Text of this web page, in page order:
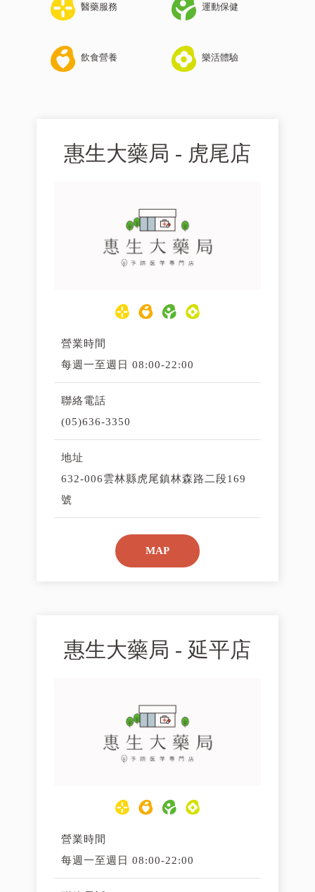
醫藥服務 運動保健
飲食營養 樂活體驗
惠生大藥局 - 虎尾店
營業時間
每週一至週日 08:00-22:00
聯絡電話
(05)636-3350
地址
632-006雲林縣虎尾鎮林森路二段169
號
MAP
惠生大藥局 - 延平店
營業時間
每週一至週日 08:00-22:00